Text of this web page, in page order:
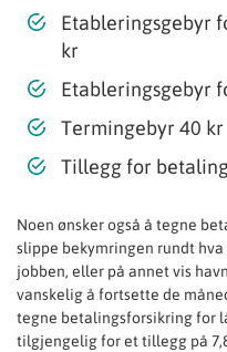
Etableringsgebyr
kr
Etableringsgebyr
Termingebyr 40 kr
Tillegg for
Noen ønsker også å tegne
slippe bekymringen rundt
jobben, eller på annet vis
vanskelig å fortsette de
tegne betalingsforsikring for
tilgjengelig for et tillegg på